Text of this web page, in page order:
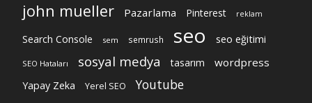
john mueller Pazarlama Pinterest reklam
Search Console sem semrush seo seo eğitimi
SEO Hataları sosyal medya tasarım wordpress
Yapay Zeka Yerel SEO Youtube